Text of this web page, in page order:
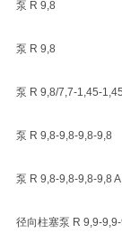
泵 R 9,8
泵 R 9,8
泵 R 9,8/7,7-1,45-
泵 R 9,8-9,8-9,8-9,8
泵 R 9,8-9,8-9,8-9,8 A
径向柱塞泵 R 9,9-